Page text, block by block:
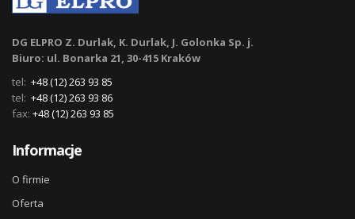
DG ELPRO Z. Durlak, K. Durlak, J. Golonka Sp. j.
Biuro: ul. Bonarka 21, 30-415 Kraków
tel: +48 (12) 263 93 85
tel: +48 (12) 263 93 86
fax: +48 (12) 263 93 85
Informacje
O firmie
Oferta